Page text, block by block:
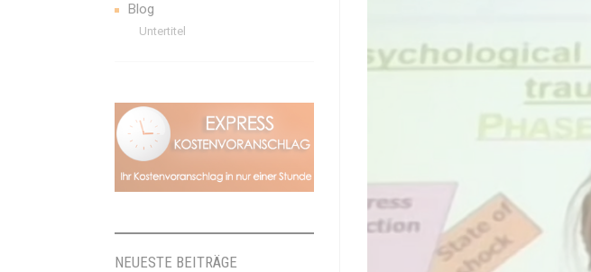
Blog
Untertitel
NEUESTE BEITRÄGE